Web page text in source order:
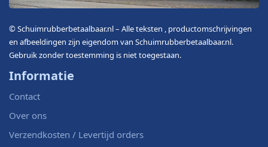
© Schuimrubberbetaalbaar.nl – Alle teksten , productomschrijvingen
en afbeeldingen zijn eigendom van Schuimrubberbetaalbaar.nl.
Gebruik zonder toestemming is niet toegestaan.
Informatie
Contact
Over ons
Verzendkosten / Levertijd orders